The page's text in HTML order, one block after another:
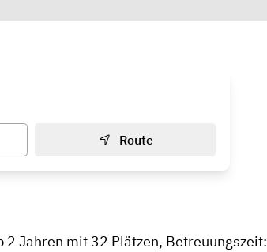
Route
Jahren mit 32 Plätzen, Betreuungszeit: